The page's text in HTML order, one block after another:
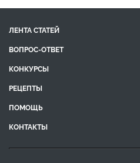
ЛЕНТА СТАТЕЙ
ВОПРОС-ОТВЕТ
КОНКУРСЫ
РЕЦЕПТЫ
ПОМОЩЬ
КОНТАКТЫ